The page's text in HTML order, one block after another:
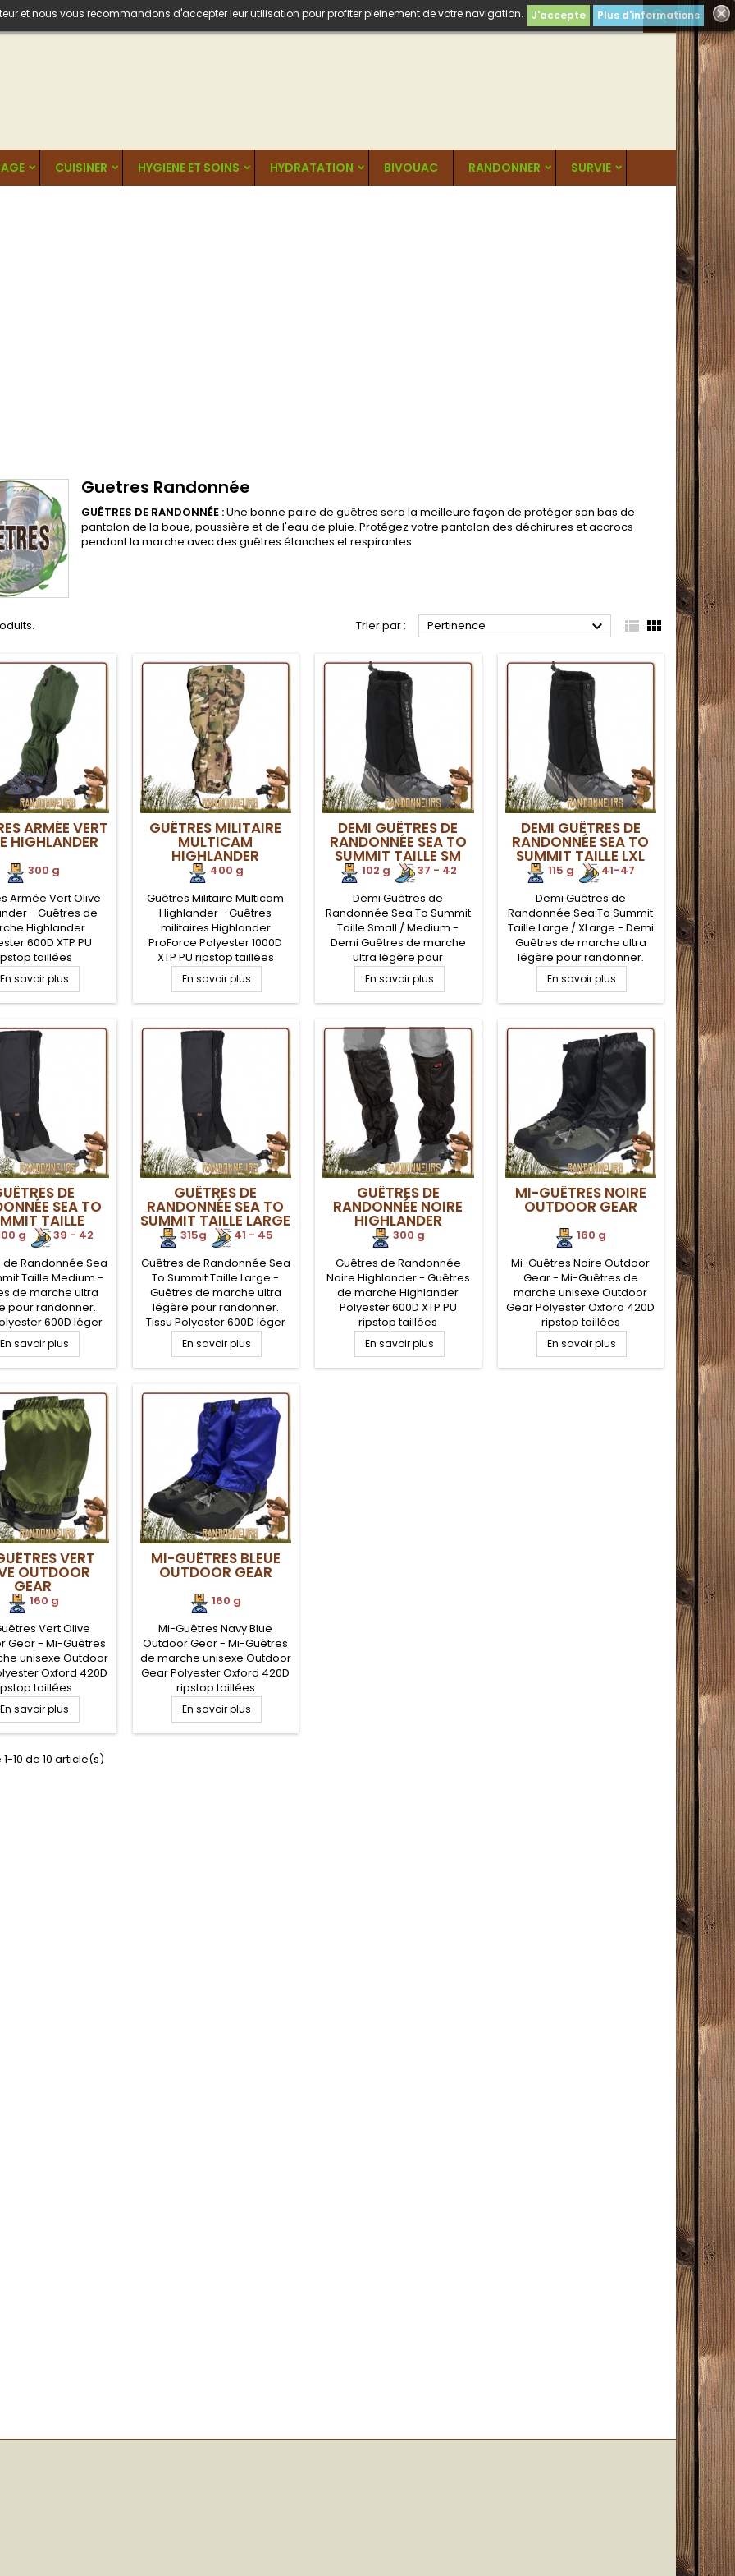

et nous vous recommandons d'accepter leur utilisation pour profiter pleinement de votre navigation. J'accepte Plus d'informations
CUISINER HYGIENE ET SOINS HYDRATATION BIVOUAC RANDONNER SURVIE
Guetres Randonnée
GUÊTRES DE RANDONNÉE :Une bonne paire de guêtres sera la meilleure façon de protéger son bas de
pantalon de la boue, poussière et de l'eau de pluie. Protégez votre pantalon des déchirures et accrocs
pendant la marche avec des guêtres étanches et respirantes.
Trier par : Pertinence   
ARMÉE VERT
HIGHLANDER
300 g
Armée Vert Olive
- Guêtres de
Highlander
600D XTP PU
taillées
pour les
pour épouser les
guêtres
et faciles à
une protection
de vos bas de
en conditions
par tous temps.
En savoir plus
GUÊTRES MILITAIRE
MULTICAM
HIGHLANDER
400 g
Guêtres Militaire Multicam
Highlander - Guêtres
militaires Highlander
ProForce Polyester 1000D
XTP PU ripstop taillées
spécialement pour les
hommes pour épouser les
formes, guêtres
imperméables et faciles à
enfiler pour une protection
optimum de vos bas de
jambes en conditions
extrêmes, par tous temps.
En savoir plus
DEMI GUÊTRES DE
RANDONNÉE SEA TO
SUMMIT TAILLE SM
102 g .37 - 42
Demi Guêtres de
Randonnée Sea To Summit
Taille Small / Medium -
Demi Guêtres de marche
ultra légère pour
randonner. Tissu Taslan light
et résistant. Fermeture
avant velcro. Insert intérieur
sur le haut et bas de la
cheville. Protection efficace
contre l'eau, la pluie, la
boue et le sable. Pour
pointures de 37 à 42.
En savoir plus
DEMI GUÊTRES DE
RANDONNÉE SEA TO
SUMMIT TAILLE LXL
115 g
41-47
Demi Guêtres de
Randonnée Sea To Summit
Taille Large / XLarge - Demi
Guêtres de marche ultra
légère pour randonner.
Tissu Taslan light et
résistant. Fermeture avant
velcro. Insert intérieur
sur le haut et bas de la
cheville. Protection efficace
contre l'eau, la pluie, la
boue et le sable. Pour
pointures de 41 - 47.
En savoir plus
DE
SEA TO
TAILLE
MEDIUM
g .39 - 42
de Randonnée Sea
Taille Medium -
de marche ultra
pour randonner.
600D léger
Fermeture
Insert intérieur
pour bon maintien
Protection efficace
l'eau, la pluie, la
et le sable. Pour
de 39 à 42.
En savoir plus
GUÊTRES DE
RANDONNÉE SEA TO
SUMMIT TAILLE LARGE
315g . 41 - 45
Guêtres de Randonnée Sea
To Summit Taille Large -
Guêtres de marche ultra
légère pour randonner.
Tissu Polyester 600D léger
et résistant. Fermeture
avant velcro. Insert intérieur
gomme pour bon maintien
cheville. Protection efficace
contre l'eau, la pluie, la
boue et le sable. Pour
pointures de 41 à 45.
En savoir plus
GUÊTRES DE
RANDONNÉE NOIRE
HIGHLANDER
300 g
Guêtres de Randonnée
Noire Highlander - Guêtres
de marche Highlander
Polyester 600D XTP PU
ripstop taillées
spécialement pour les
hommes pour épouser les
formes, guêtres
En savoir plus
MI-GUÊTRES NOIRE
OUTDOOR GEAR
160 g
Mi-Guêtres Noire Outdoor
Gear - Mi-Guêtres de
marche unisexe Outdoor
Gear Polyester Oxford 420D
ripstop taillées
spécialement pour pour
épouser les formes du bas
de jambe, guêtres
En savoir plus
VERT
OUTDOOR
GEAR
160 g
Vert Olive
Gear - Mi-Guêtres
unisexe Outdoor
Oxford 420D
taillées
pour pour
les formes du bas
guêtres
et faciles à
En savoir plus
MI-GUÊTRES BLEUE
OUTDOOR GEAR
160 g
Mi-Guêtres Navy Blue
Outdoor Gear - Mi-Guêtres
de marche unisexe Outdoor
Gear Polyester Oxford 420D
ripstop taillées
spécialement pour pour
épouser les formes du bas
de jambe, guêtres
En savoir plus
10 de 10 article(s)